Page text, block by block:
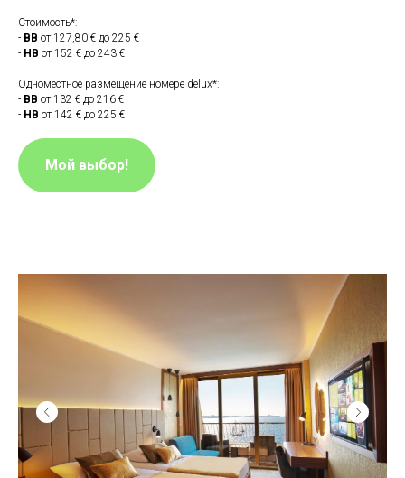
Стоимость*:
- BB от 127,80 € до 225 €
- HB от 152 € до 243 €
Одноместное размещение номере delux*:
- BB от 132 € до 216 €
- HB от 142 € до 225 €
Мой выбор!